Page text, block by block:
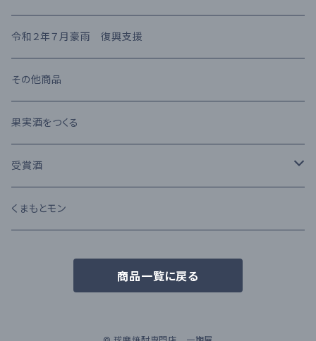
熊本県産 日本酒
高橋酒造
堤酒造
恒松酒造
豊永酒造
鳥飼酒造
長期熟成古酒 10年以上
受賞酒
アルコール度数 30%以上
アルコール度数 20%未満
アルコール度数 25%前後
麦焼酎
ウイスキー
ブランデー
カクテル
ワイン
KIHARA
お茶・飲み物
味噌・醤油・調味料
お菓子
お酒のおつまみ
令和２年７月豪雨 復興支援
その他商品
果実酒をつくる
受賞酒
Kura Master 2023
くまもとモン
商品一覧に戻る